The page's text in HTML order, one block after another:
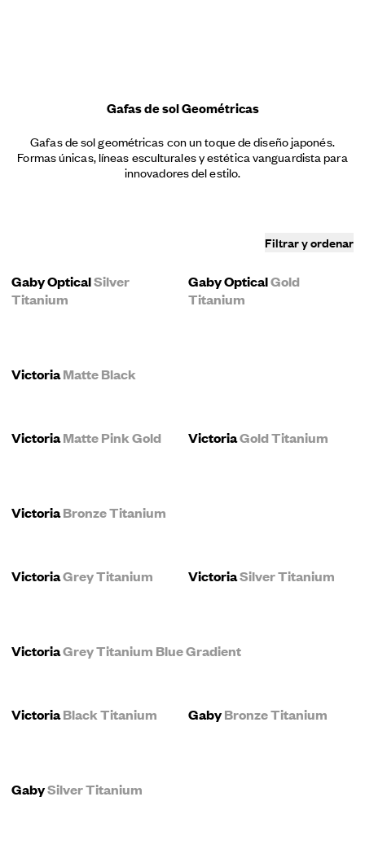
Gafas de sol Geométricas
Gafas de sol geométricas con un toque de diseño japonés.
Formas únicas, líneas esculturales y estética vanguardista para
innovadores del estilo.
Filtrar y ordenar
Gaby OpticalSilver
Titanium
Gaby OpticalGold
Titanium
VictoriaMatte Black
VictoriaMatte Pink Gold VictoriaGold Titanium
VictoriaBronze Titanium
VictoriaGrey Titanium VictoriaSilver Titanium
VictoriaGrey Titanium Blue Gradient
VictoriaBlack Titanium GabyBronze Titanium
GabySilver Titanium